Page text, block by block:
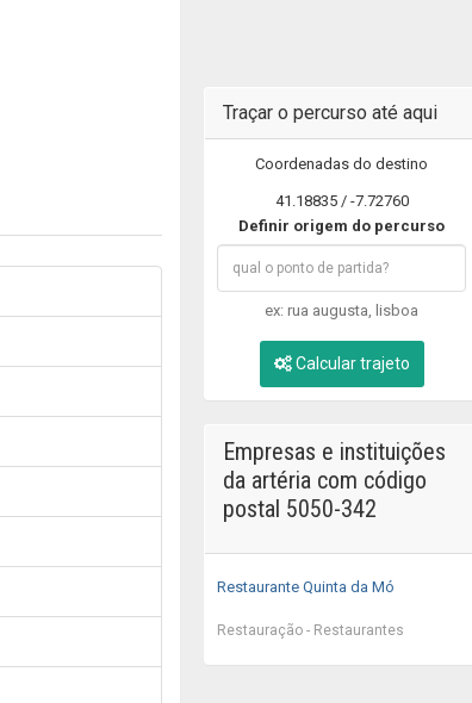
Traçar o percurso até aqui
Coordenadas do destino
41.18835 / -7.72760
Definir origem do percurso
ex: rua augusta, lisboa
Calcular trajeto
Empresas e instituições
da artéria com código
postal 5050-342
Restaurante Quinta da Mó
Restauração - Restaurantes